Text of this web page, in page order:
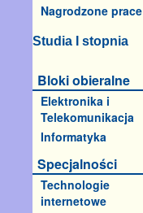
Nagrodzone prace
Studia I stopnia
Bloki obieralne
Elektronika i
Telekomunikacja
Informatyka
Specjalności
Technologie
internetowe